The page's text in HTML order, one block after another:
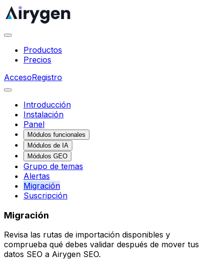
Productos
Precios
AccesoRegistro
Introducción
Instalación
Panel
Módulos funcionales
Módulos de IA
Módulos GEO
Grupo de temas
Alertas
Migración
Suscripción
Migración
Revisa las rutas de importación disponibles y
comprueba qué debes validar después de mover tus
datos SEO a Airygen SEO.